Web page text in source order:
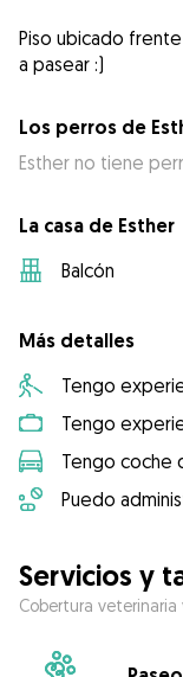
Piso ubicado frente
a pasear :)
Los perros de
Esther no tiene
La casa de Esther
Balcón
Más detalles
Tengo
Tengo
Tengo coche
Puedo
Servicios y
Cobertura